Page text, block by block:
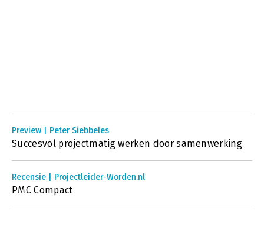
Preview | Peter Siebbeles
Succesvol projectmatig werken door samenwerking
Recensie | Projectleider-Worden.nl
PMC Compact